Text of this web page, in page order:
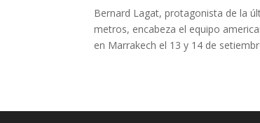
Bernard Lagat, protagonista de la
metros, encabeza el equipo
en Marrakech el 13 y 14 de